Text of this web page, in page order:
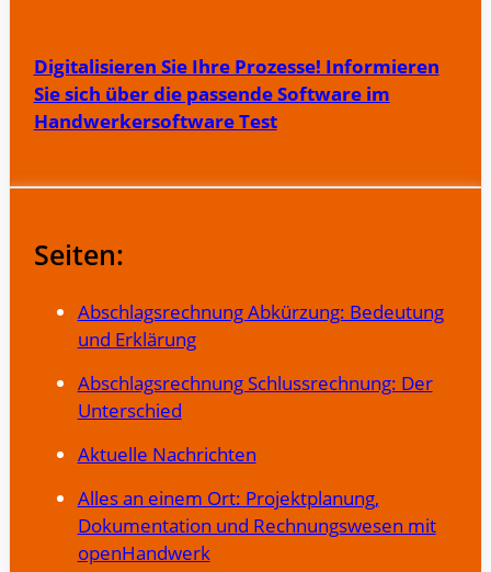
Digitalisieren Sie Ihre Prozesse! Informieren
Sie sich über die passende Software im
Handwerkersoftware Test
Seiten:
Abschlagsrechnung Abkürzung: Bedeutung
und Erklärung
Abschlagsrechnung Schlussrechnung: Der
Unterschied
Aktuelle Nachrichten
Alles an einem Ort: Projektplanung,
Dokumentation und Rechnungswesen mit
openHandwerk